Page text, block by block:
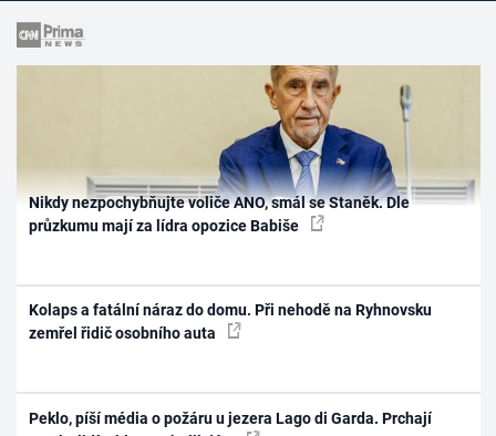
Nikdy nezpochybňujte voliče ANO, smál se Staněk. Dle
průzkumu mají za lídra opozice Babiše
Kolaps a fatální náraz do domu. Při nehodě na Ryhnovsku
zemřel řidič osobního auta
Peklo, píší média o požáru u jezera Lago di Garda. Prchají